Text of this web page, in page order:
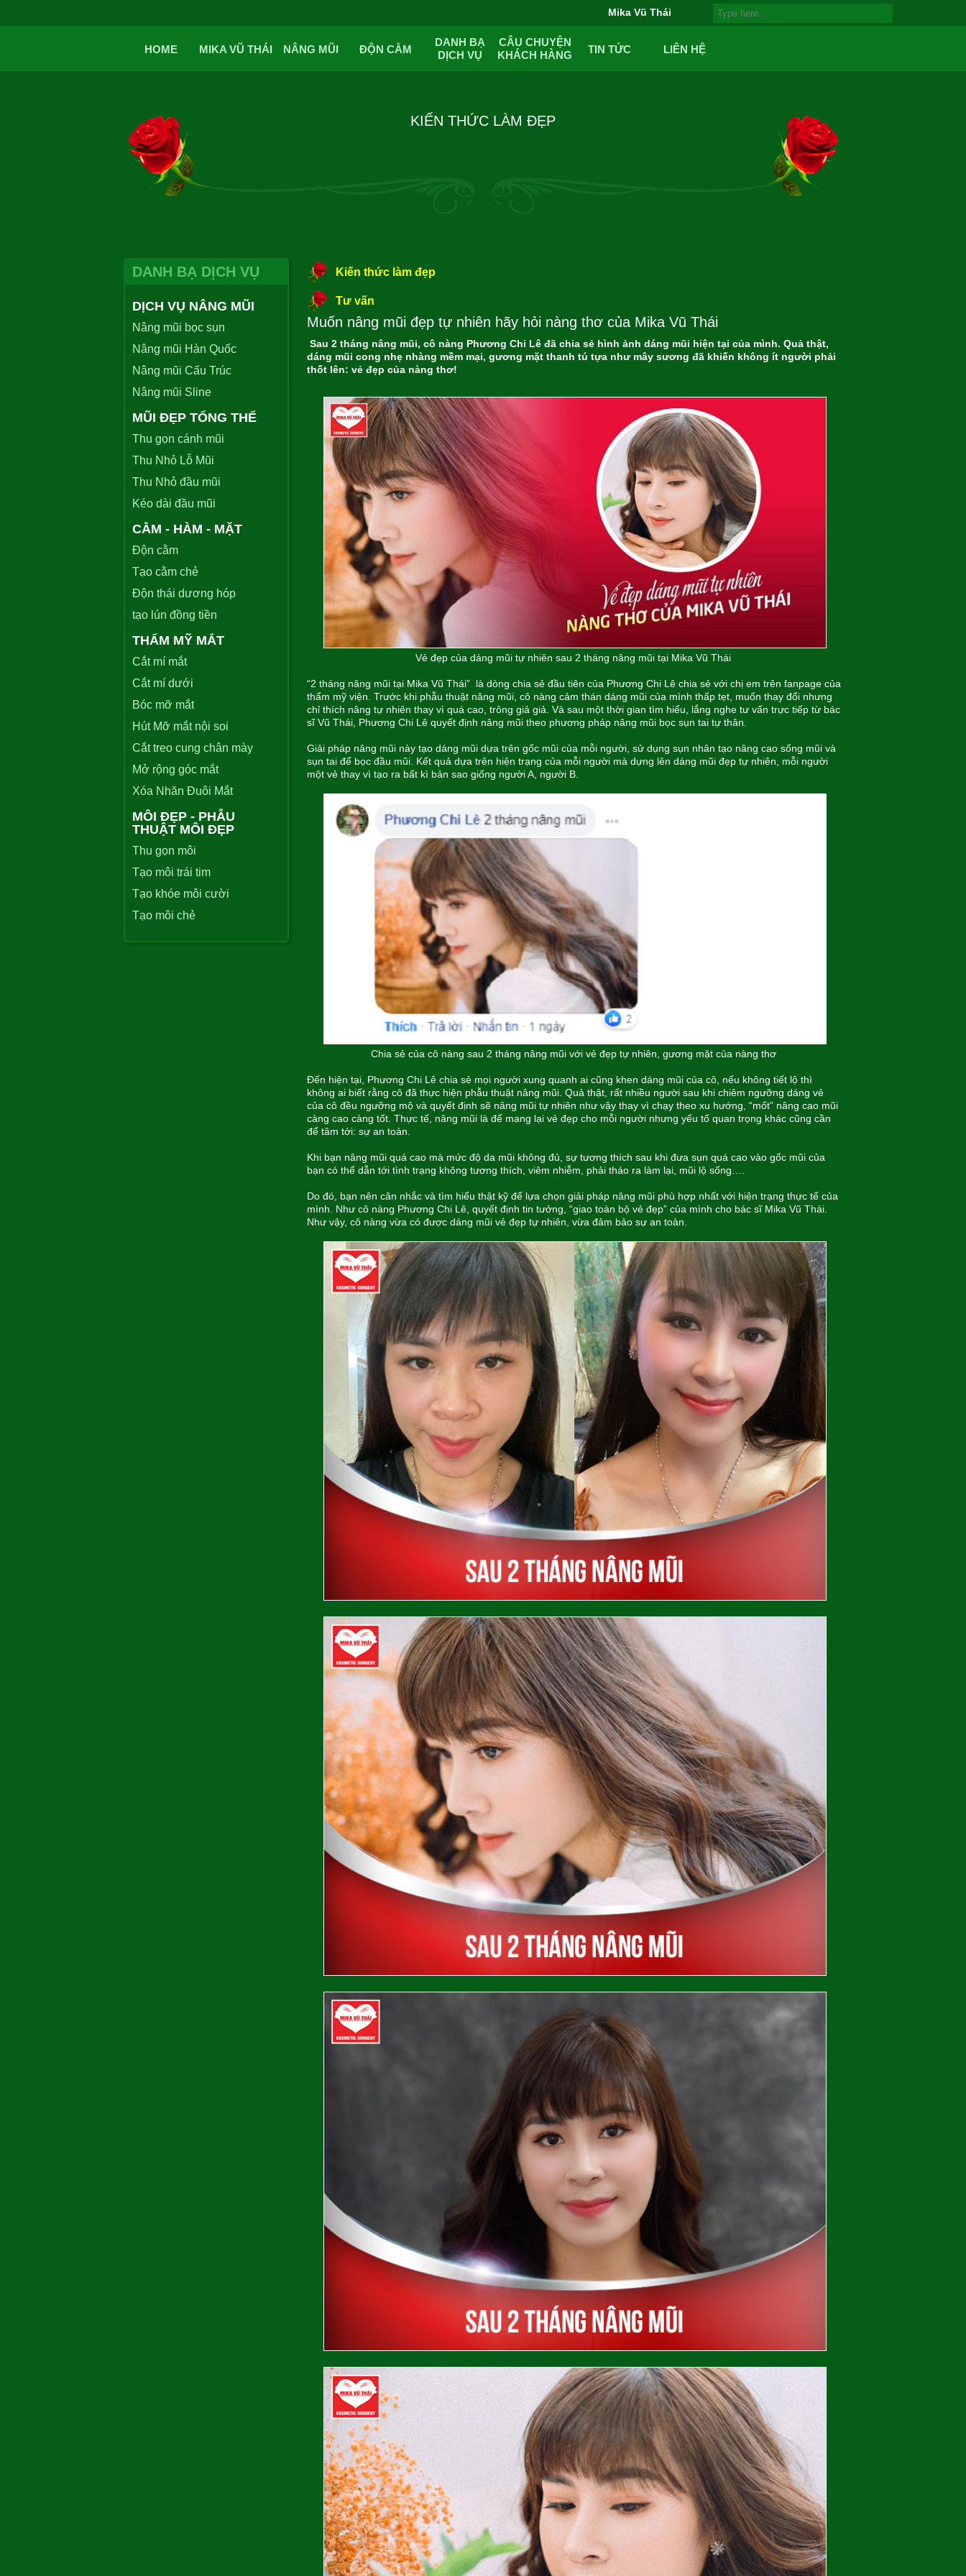
Mika Vũ Thái
HOME MIKA VŨ THÁI NÂNG MŨI ĐỘN CẰM
DANH BẠ
DỊCH VỤ
CÂU CHUYỆN
KHÁCH HÀNG
TIN TỨC LIÊN HỆ
KIẾN THỨC LÀM ĐẸP
DANH BẠ DỊCH VỤ
DỊCH VỤ NÂNG MŨI
Nâng mũi bọc sụn
Nâng mũi Hàn Quốc
Nâng mũi Cấu Trúc
Nâng mũi Sline
MŨI ĐẸP TỔNG THỂ
Thu gọn cánh mũi
Thu Nhỏ Lỗ Mũi
Thu Nhỏ đầu mũi
Kéo dài đầu mũi
CẰM - HÀM - MẶT
Độn cằm
Tạo cằm chẻ
Độn thái dương hóp
tạo lún đồng tiền
THẨM MỸ MẮT
Cắt mí mắt
Cắt mí dưới
Bóc mỡ mắt
Hút Mỡ mắt nội soi
Cắt treo cung chân mày
Mở rộng góc mắt
Xóa Nhăn Đuôi Mắt
MÔI ĐẸP - PHẪU
THUẬT MÔI ĐẸP
Thu gọn môi
Tạo môi trái tim
Tạo khóe môi cười
Tạo môi chẻ
Kiến thức làm đẹp
Tư vấn
Muốn nâng mũi đẹp tự nhiên hãy hỏi nàng thơ của Mika Vũ Thái
Sau 2 tháng nâng mũi, cô nàng Phương Chi Lê đã chia sẻ hình ảnh dáng mũi hiện tại của mình. Quả thật,
dáng mũi cong nhẹ nhàng mềm mại, gương mặt thanh tú tựa như mây sương đã khiến không ít người phải
thốt lên: vẻ đẹp của nàng thơ!
Vẻ đẹp của dáng mũi tự nhiên sau 2 tháng nâng mũi tại Mika Vũ Thái
“2 tháng nâng mũi tại Mika Vũ Thái” là dòng chia sẻ đầu tiên của Phương Chi Lê chia sẻ với chị em trên fanpage của
thẩm mỹ viện. Trước khi phẫu thuật nâng mũi, cô nàng cảm thán dáng mũi của mình thấp tẹt, muốn thay đổi nhưng
chỉ thích nâng tự nhiên thay vì quá cao, trông giả giả. Và sau một thời gian tìm hiểu, lắng nghe tư vấn trực tiếp từ bác
sĩ Vũ Thái, Phương Chi Lê quyết định nâng mũi theo phương pháp nâng mũi bọc sụn tai tự thân.
Giải pháp nâng mũi này tạo dáng mũi dựa trên gốc mũi của mỗi người, sử dụng sụn nhân tạo nâng cao sống mũi và
sụn tai để bọc đầu mũi. Kết quả dựa trên hiện trạng của mỗi người mà dựng lên dáng mũi đẹp tự nhiên, mỗi người
một vẻ thay vì tạo ra bất kì bản sao giống người A, người B.
Chia sẻ của cô nàng sau 2 tháng nâng mũi với vẻ đẹp tự nhiên, gương mặt của nàng thơ
Đến hiện tại, Phương Chi Lê chia sẻ mọi người xung quanh ai cũng khen dáng mũi của cô, nếu không tiết lộ thì
không ai biết rằng cô đã thực hiện phẫu thuật nâng mũi. Quả thật, rất nhiều người sau khi chiêm ngưỡng dáng vẻ
của cô đều ngưỡng mộ và quyết định sẽ nâng mũi tự nhiên như vậy thay vì chạy theo xu hướng, “mốt” nâng cao mũi
càng cao càng tốt. Thực tế, nâng mũi là để mang lại vẻ đẹp cho mỗi người nhưng yếu tố quan trọng khác cũng cần
để tâm tới: sự an toàn.
Khi bạn nâng mũi quá cao mà mức độ da mũi không đủ, sự tương thích sau khi đưa sụn quá cao vào gốc mũi của
bạn có thể dẫn tới tình trạng không tương thích, viêm nhiễm, phải tháo ra làm lại, mũi lộ sống….
Do đó, bạn nên cân nhắc và tìm hiểu thật kỹ để lựa chọn giải pháp nâng mũi phù hợp nhất với hiện trạng thực tế của
mình. Như cô nàng Phương Chi Lê, quyết định tin tưởng, “giao toàn bộ vẻ đẹp” của mình cho bác sĩ Mika Vũ Thái.
Như vậy, cô nàng vừa có được dáng mũi vẻ đẹp tự nhiên, vừa đảm bảo sự an toàn.